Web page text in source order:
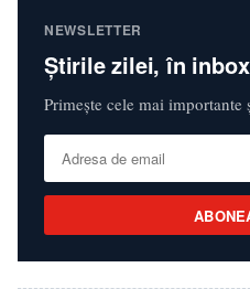
NEWSLETTER
Știrile zilei, în inbox
Primește cele mai